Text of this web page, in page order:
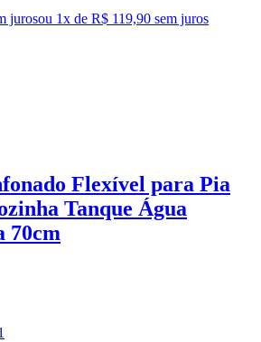
jurosou 1x de R$ 119,90 sem juros
Flexível para Pia
Tanque Água
70cm